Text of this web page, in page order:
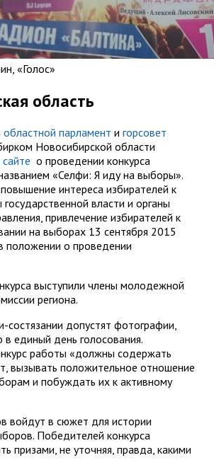
«Голос»
область
областной парламент и горсовет
Новосибирской области
о проведении конкурса
«Селфи: Я иду на выборы».
интереса избирателей к
власти и органы
привлечение избирателей к
на выборах 13 сентября 2015
положении о проведении
выступили члены молодежной
региона.
состязании допустят фотографии,
в единый день голосования.
работы «должны содержать
вызывать положительное отношение
и побуждать их к активному
войдут в сюжет для истории
Победителей конкурса
призами, не уточняя, правда, какими